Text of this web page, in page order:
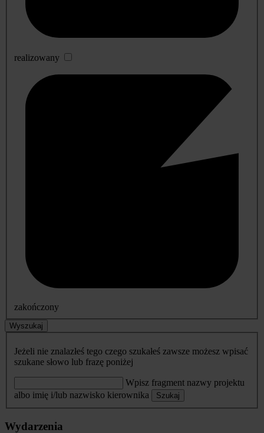
realizowany
zakończony
Wyszukaj
Jeżeli nie znalazłeś tego czego szukałeś zawsze możesz wpisać
szukane słowo lub frazę poniżej
Wpisz fragment nazwy projektu
albo imię i/lub nazwisko kierownika
Szukaj
Wydarzenia